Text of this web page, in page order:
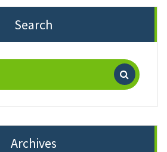
Search
Archives